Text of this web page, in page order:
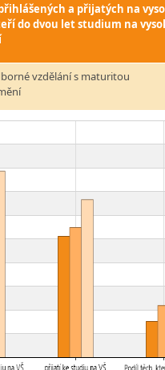
a přijatých na
do dvou let studium na
vzdělání s maturitou